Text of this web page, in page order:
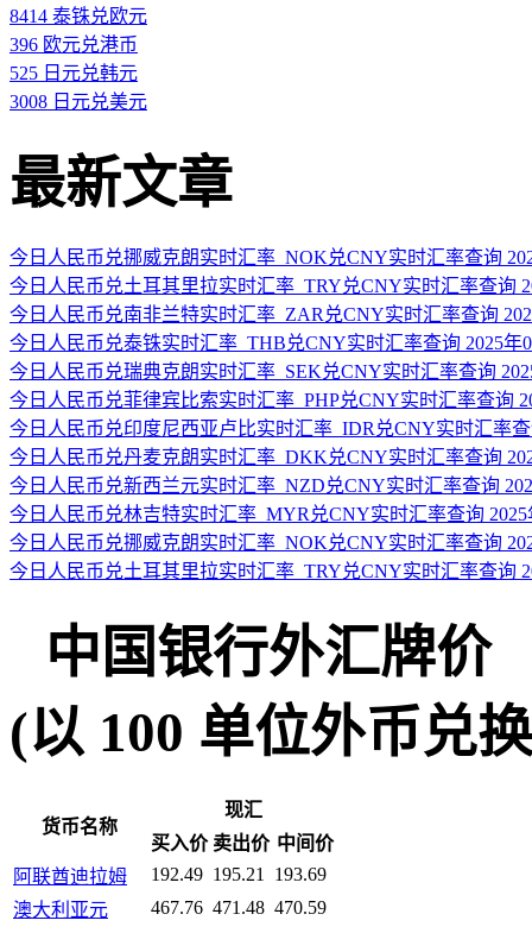
8414 泰铢兑欧元
396 欧元兑港币
525 日元兑韩元
3008 日元兑美元
最新文章
今日人民币兑挪威克朗实时汇率_NOK兑CNY实时汇率查询
今日人民币兑土耳其里拉实时汇率_TRY兑CNY实时汇率查询
今日人民币兑南非兰特实时汇率_ZAR兑CNY实时汇率查询
今日人民币兑泰铢实时汇率_THB兑CNY实时汇率查询 2025年
今日人民币兑瑞典克朗实时汇率_SEK兑CNY实时汇率查询
今日人民币兑菲律宾比索实时汇率_PHP兑CNY实时汇率查询
今日人民币兑印度尼西亚卢比实时汇率_IDR兑CNY实时汇率查
今日人民币兑丹麦克朗实时汇率_DKK兑CNY实时汇率查询
今日人民币兑新西兰元实时汇率_NZD兑CNY实时汇率查询
今日人民币兑林吉特实时汇率_MYR兑CNY实时汇率查询 2025
今日人民币兑挪威克朗实时汇率_NOK兑CNY实时汇率查询
今日人民币兑土耳其里拉实时汇率_TRY兑CNY实时汇率查询
中国银行外汇牌价
(以 100 单位外币兑
货币名称
现汇
买入价 卖出价 中间价
阿联酋迪拉姆
192.49 195.21
193.69
澳大利亚元
467.76 471.48 470.59